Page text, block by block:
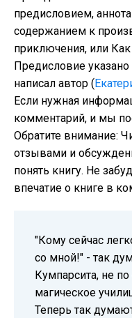
предисловием,
содержанием к
приключения, или Как
Предисловие
написал автор (
Если нужная
комментарий, и мы
Обратите внимание:
отзывами и
понять книгу. Не
впечатие о книге в
"Кому сейчас
со мной!" - так
Кумпарсита, не
магическое
Теперь так